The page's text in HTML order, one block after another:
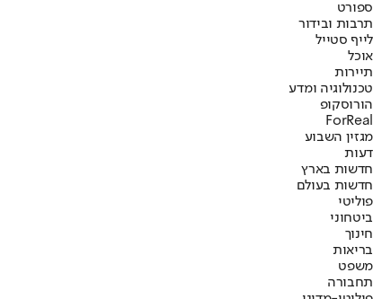
ספורט
תרבות ובידור
לייף סטייל
אוכל
תיירות
טכנולוגיה ומדע
הורוסקופ
ForReal
מגזין השבוע
דעות
חדשות בארץ
חדשות בעולם
פוליטי
ביטחוני
חינוך
בריאות
משפט
תחבורה